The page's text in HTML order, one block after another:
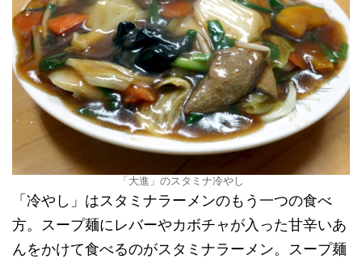
「大進」のスタミナ冷やし
「冷やし」はスタミナラーメンのもう一つの食べ
方。スープ麺にレバーやカボチャが入った甘辛いあ
んをかけて食べるのがスタミナラーメン。スープ麺